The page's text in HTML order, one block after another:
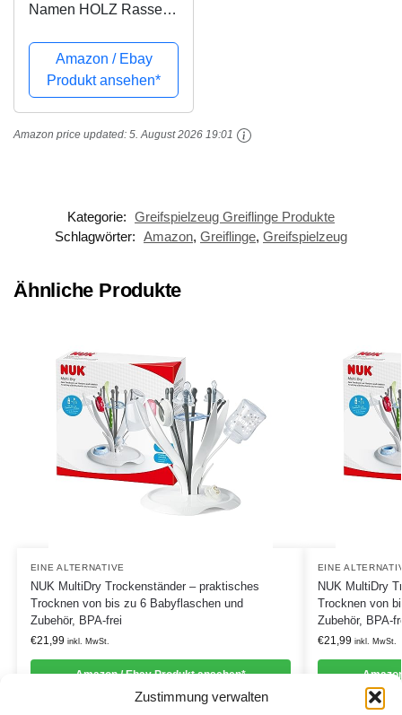
Zustimmung verwalten
Namen HOLZ Rassel
Sterne grau rosa
Amazon / Ebay
Produkt ansehen*
Amazon price updated: 5. August 2026 19:01
Kategorie: Greifspielzeug Greiflinge Produkte
Schlagwörter: Amazon, Greiflinge, Greifspielzeug
Ähnliche Produkte
EINE ALTERNATIVE
NUK MultiDry Trockenständer – praktisches
Trocknen von bis zu 6 Babyflaschen und
Zubehör, BPA-frei
€21,99 inkl. MwSt.
Amazon / Ebay Produkt ansehen*
EINE
NUK MultiDry
Trocknen von
Zubehör, BPA-
€21,99 inkl. MwSt.